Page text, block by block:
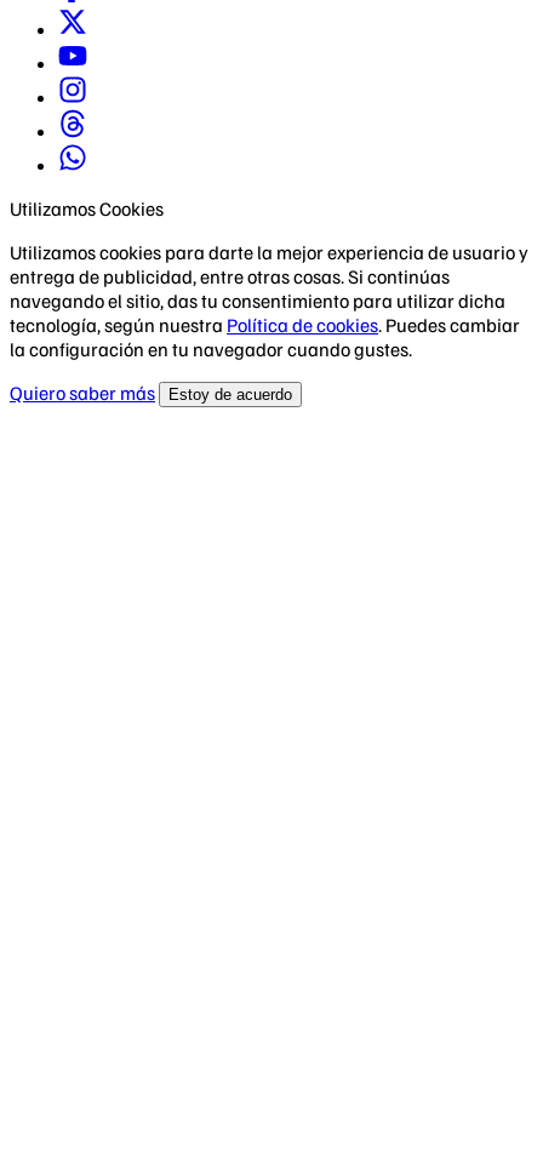
Utilizamos Cookies
Utilizamos cookies para darte la mejor experiencia de usuario y
entrega de publicidad, entre otras cosas. Si continúas
navegando el sitio, das tu consentimiento para utilizar dicha
tecnología, según nuestra Política de cookies. Puedes cambiar
la configuración en tu navegador cuando gustes.
Quiero saber más
Estoy de acuerdo